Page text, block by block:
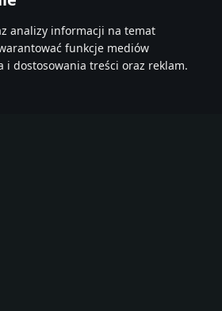
analizy informacji na temat
funkcje mediów
i dostosowania treści oraz reklam.